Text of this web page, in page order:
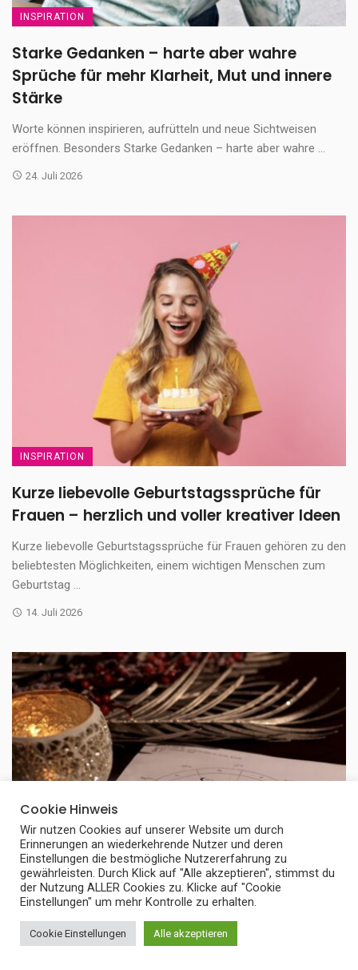
INSPIRATION
Starke Gedanken – harte aber wahre
Sprüche für mehr Klarheit, Mut und innere
Stärke
Worte können inspirieren, aufrütteln und neue Sichtweisen
eröffnen. Besonders Starke Gedanken – harte aber wahre ...
24. Juli 2026
INSPIRATION
Kurze liebevolle Geburtstagssprüche für
Frauen – herzlich und voller kreativer Ideen
Kurze liebevolle Geburtstagssprüche für Frauen gehören zu den
beliebtesten Möglichkeiten, einem wichtigen Menschen zum
Geburtstag ...
14. Juli 2026
BEZIEHUNG
Welches Sternzeichen passt zu
Wassermann? Besten Astro-Matches für
Cookie Hinweis
Wir nutzen Cookies auf unserer Website um durch
Erinnerungen an wiederkehrende Nutzer und deren
Einstellungen die bestmögliche Nutzererfahrung zu
gewährleisten. Durch Klick auf "Alle akzeptieren", stimmst du
der Nutzung ALLER Cookies zu. Klicke auf "Cookie
Einstellungen" um mehr Kontrolle zu erhalten.
Cookie Einstellungen Alle akzeptieren